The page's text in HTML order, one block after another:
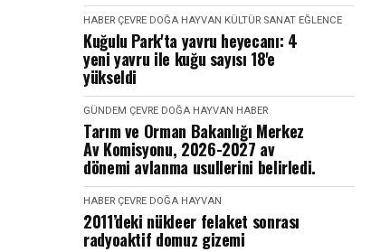
HABER ÇEVRE DOĞA HAYVAN KÜLTÜR SANAT EĞLENCE
Kuğulu Park'ta yavru heyecanı: 4
yeni yavru ile kuğu sayısı 18'e
yükseldi
GÜNDEM ÇEVRE DOĞA HAYVAN HABER
Tarım ve Orman Bakanlığı Merkez
Av Komisyonu, 2026-2027 av
dönemi avlanma usullerini belirledi.
HABER ÇEVRE DOĞA HAYVAN
2011’deki nükleer felaket sonrası
radyoaktif domuz gizemi